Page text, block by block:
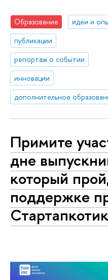
Образование
идеи и
публикации
репортаж о событии
инновации
дополнительное
Примите
дне
который
поддержке